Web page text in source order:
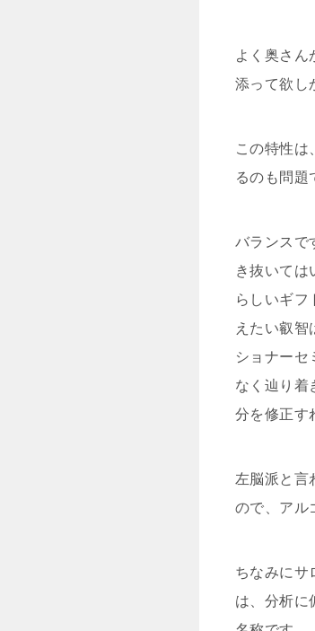
よく奥さん
添って欲し
この特性は
るのも問題
バランスで
き抜いては
らしいギフ
えたい叡
ショナーセ
なく辿り着
分を修正す
左脳派と言
ので、アル
ちなみにサ
は、分析に